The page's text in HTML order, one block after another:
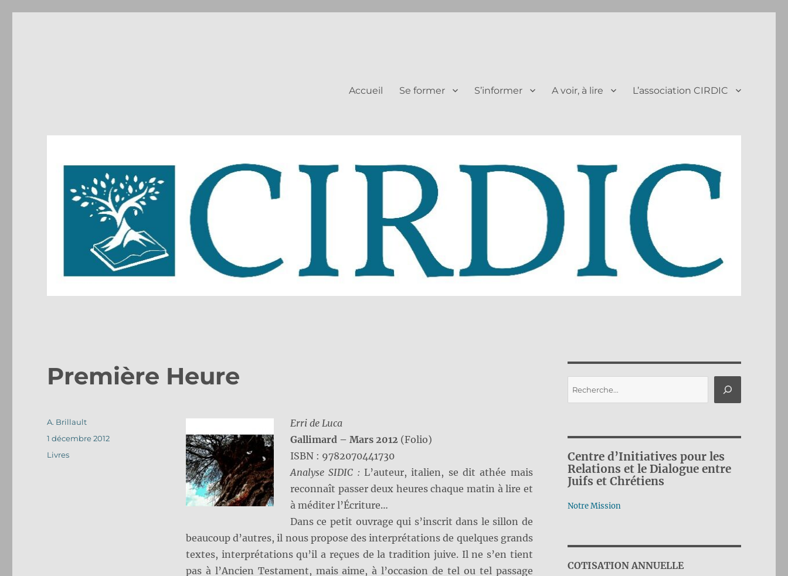
Accueil Se former S’informer A voir, à lire L’association CIRDIC
Première Heure
Erri de Luca
Gallimard – Mars 2012 (Folio)
ISBN : 9782070441730
Analyse SIDIC : L’auteur, italien, se dit athée mais
reconnaît passer deux heures chaque matin à lire et
à méditer l’Écriture…
Dans ce petit ouvrage qui s’inscrit dans le sillon de
beaucoup d’autres, il nous propose des interprétations de quelques grands
textes, interprétations qu’il a reçues de la tradition juive. Il ne s’en tient
pas à l’Ancien Testament, mais aime, à l’occasion de tel ou tel passage
Auteur
A. Brillault
Publié
le
1 décembre 2012
Catégories
Livres
Centre d’Initiatives pour les
Relations et le Dialogue entre
Juifs et Chrétiens
Notre Mission
COTISATION ANNUELLE